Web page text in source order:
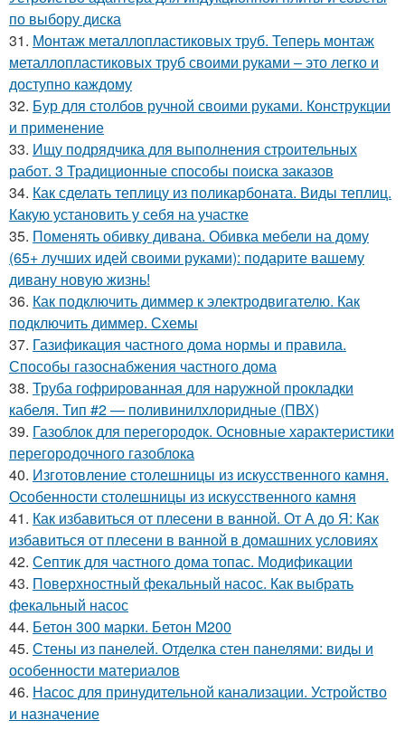
по выбору диска
31. Монтаж металлопластиковых труб. Теперь монтаж
металлопластиковых труб своими руками – это легко и
доступно каждому
32. Бур для столбов ручной своими руками. Конструкции
и применение
33. Ищу подрядчика для выполнения строительных
работ. 3 Традиционные способы поиска заказов
34. Как сделать теплицу из поликарбоната. Виды теплиц.
Какую установить у себя на участке
35. Поменять обивку дивана. Обивка мебели на дому
(65+ лучших идей своими руками): подарите вашему
дивану новую жизнь!
36. Как подключить диммер к электродвигателю. Как
подключить диммер. Схемы
37. Газификация частного дома нормы и правила.
Способы газоснабжения частного дома
38. Труба гофрированная для наружной прокладки
кабеля. Тип #2 — поливинилхлоридные (ПВХ)
39. Газоблок для перегородок. Основные характеристики
перегородочного газоблока
40. Изготовление столешницы из искусственного камня.
Особенности столешницы из искусственного камня
41. Как избавиться от плесени в ванной. От А до Я: Как
избавиться от плесени в ванной в домашних условиях
42. Септик для частного дома топас. Модификации
43. Поверхностный фекальный насос. Как выбрать
фекальный насос
44. Бетон 300 марки. Бетон М200
45. Стены из панелей. Отделка стен панелями: виды и
особенности материалов
46. Насос для принудительной канализации. Устройство
и назначение